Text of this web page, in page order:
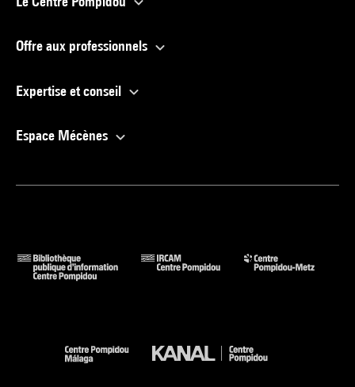
Offre aux professionnels
Expertise et conseil
Espace Mécènes